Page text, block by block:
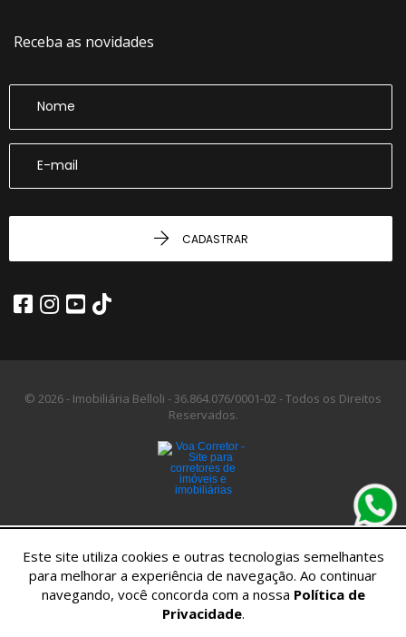
Receba as novidades
CADASTRAR
© 2026 - Imobiliária Belloli -36.864.076/0001-02 -Todos os Direitos
Reservados.
Este site utiliza cookies e outras tecnologias semelhantes
para melhorar a experiência de navegação. Ao continuar
navegando, você concorda com a nossa Política de
Privacidade.